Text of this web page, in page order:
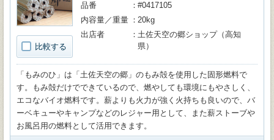
比較する
品番
#0417105
内容量／重量
20kg
出店者
土佐天空の郷ショップ（高知
県）
「もみのひ」は「土佐天空の郷」のもみ殻を使用した固形燃料で
す。もみ殻だけでできているので、燃やしても環境にもやさしく、
エコなバイオ燃料です。薪よりも火力が強く火持ちも良いので、バ
ーベキューやキャンプなどのレジャー用として、また薪ストーブや
お風呂用の燃料として活用できます。